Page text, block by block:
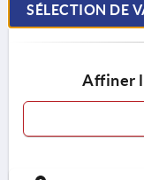
SÉLECTION DE
Affiner